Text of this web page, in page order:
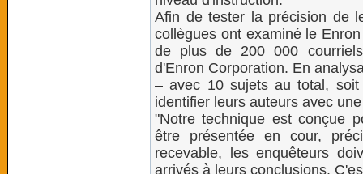
Afin de tester la précision de
collègues ont examiné le
de plus de 200 000
d'Enron Corporation. En
– avec 10 sujets au total,
identifier leurs auteurs avec
"Notre technique est conçue
être présentée en cour,
recevable, les enquêteurs
arrivés à leurs conclusions.